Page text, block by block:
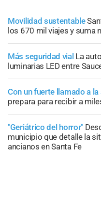
Movilidad sustentable
los 670 mil viajes y suma
Más seguridad vial La
luminarias LED entre
Con un fuerte llamado a
prepara para recibir a
"Geriátrico del horror"
municipio que detalle la
ancianos en Santa Fe